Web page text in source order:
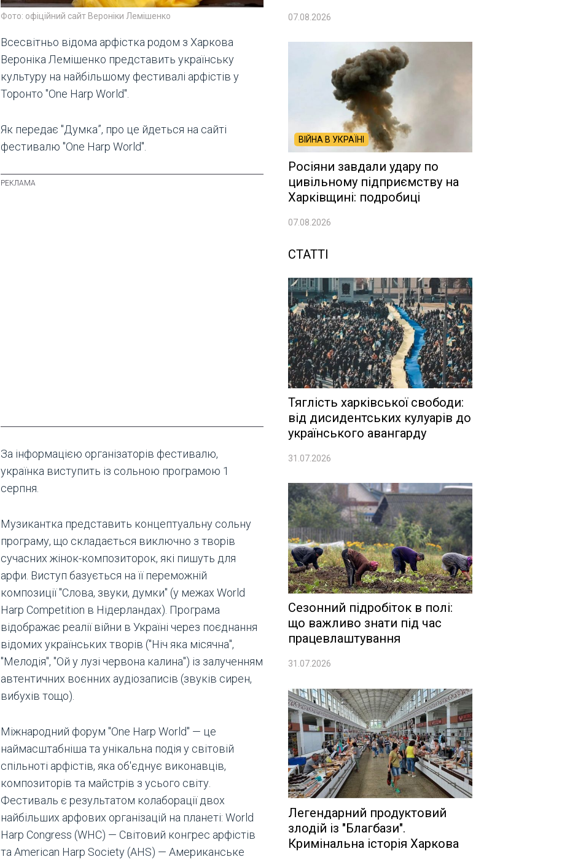
Фото: офіційний сайт Вероніки Лемішенко
Всесвітньо відома арфістка родом з Харкова
Вероніка Лемішенко представить українську
культуру на найбільшому фестивалі арфістів у
Торонто "One Harp World".
Як передає "Думка”, про це йдеться на сайті
фестивалю "One Harp World".
За інформацією організаторів фестивалю,
українка виступить із сольною програмою 1
серпня.
Музикантка представить концептуальну сольну
програму, що складається виключно з творів
сучасних жінок-композиторок, які пишуть для
арфи. Виступ базується на її переможній
композиції "Слова, звуки, думки" (у межах World
Harp Competition в Нідерландах). Програма
відображає реалії війни в Україні через поєднання
відомих українських творів ("Ніч яка місячна",
"Мелодія", "Ой у лузі червона калина") із залученням
автентичних воєнних аудіозаписів (звуків сирен,
вибухів тощо).
Міжнародний форум "One Harp World" — це
наймасштабніша та унікальна подія у світовій
спільноті арфістів, яка об'єднує виконавців,
композиторів та майстрів з усього світу.
Фестиваль є результатом колаборації двох
найбільших арфових організацій на планеті: World
Harp Congress (WHC) — Світовий конгрес арфістів
та American Harp Society (AHS) — Американське
07.08.2026
ВІЙНА В УКРАЇНІ
Росіяни завдали удару по
цивільному підприємству на
Харківщині: подробиці
07.08.2026
СТАТТІ
Тяглість харківської свободи:
від дисидентських кулуарів до
українського авангарду
31.07.2026
Сезонний підробіток в полі:
що важливо знати під час
працевлаштування
31.07.2026
Легендарний продуктовий
злодій із "Благбази".
Кримінальна історія Харкова